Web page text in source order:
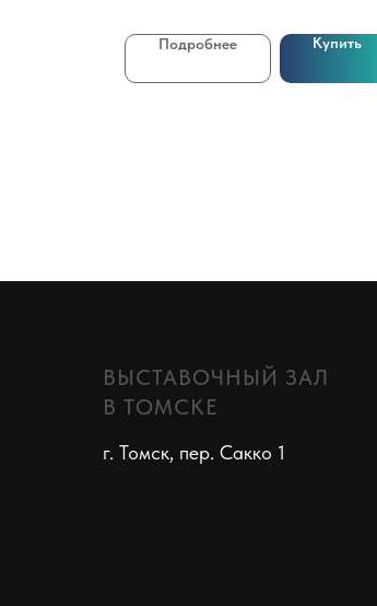
Подробнее Купить
ВЫСТАВОЧНЫЙ ЗАЛ
В ТОМСКЕ
г. Томск, пер. Сакко 1